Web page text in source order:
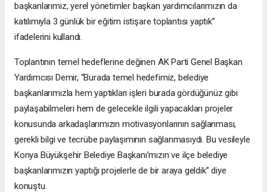
başkanlarımız, yerel yönetimler başkan yardımcılarımızın da
katılımıyla 3 günlük bir eğitim istişare toplantısı yaptık”
ifadelerini kullandı.
Toplantının temel hedeflerine değinen AK Parti Genel Başkan
Yardımcısı Demir, “Burada temel hedefimiz, belediye
başkanlarımızla hem yaptıkları işleri burada gördüğünüz gibi
paylaşabilmeleri hem de gelecekle ilgili yapacakları projeler
konusunda arkadaşlarımızın motivasyonlarının sağlanması,
gerekli bilgi ve tecrübe paylaşımının sağlanmasıydı. Bu vesileyle
Konya Büyükşehir Belediye Başkanı’mızın ve ilçe belediye
başkanlarımızın yaptığı projelerle de bir araya geldik” diye
konuştu.